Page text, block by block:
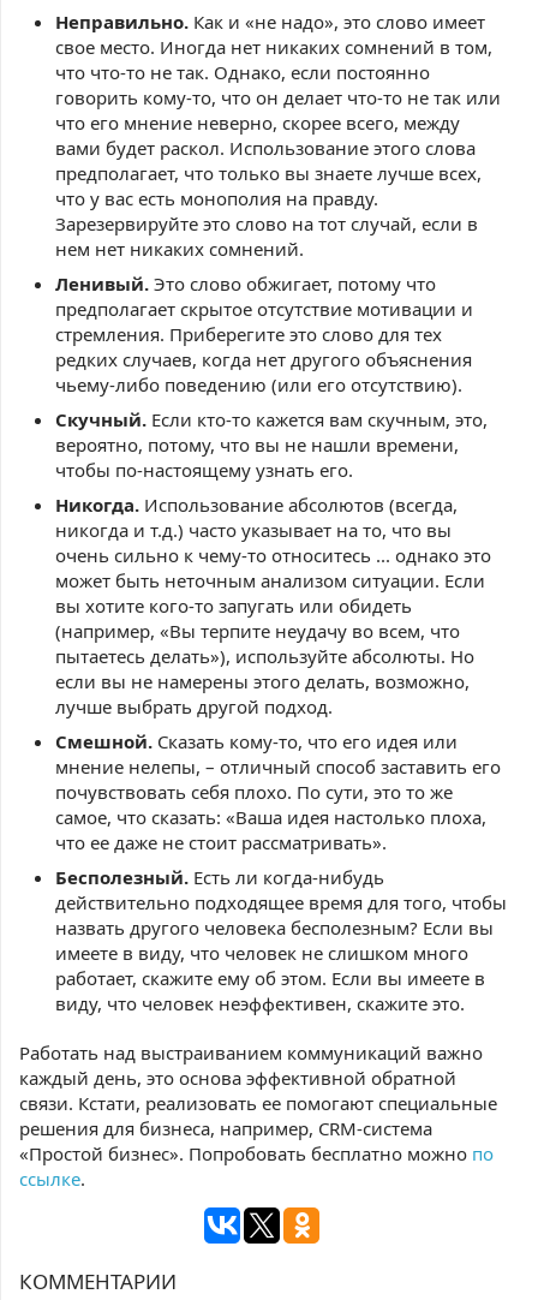
Неправильно. Как и «не надо», это слово имеет
свое место. Иногда нет никаких сомнений в том,
что что-то не так. Однако, если постоянно
говорить кому-то, что он делает что-то не так или
что его мнение неверно, скорее всего, между
вами будет раскол. Использование этого слова
предполагает, что только вы знаете лучше всех,
что у вас есть монополия на правду.
Зарезервируйте это слово на тот случай, если в
нем нет никаких сомнений.
Ленивый. Это слово обжигает, потому что
предполагает скрытое отсутствие мотивации и
стремления. Приберегите это слово для тех
редких случаев, когда нет другого объяснения
чьему-либо поведению (или его отсутствию).
Скучный. Если кто-то кажется вам скучным, это,
вероятно, потому, что вы не нашли времени,
чтобы по-настоящему узнать его.
Никогда. Использование абсолютов (всегда,
никогда и т.д.) часто указывает на то, что вы
очень сильно к чему-то относитесь ... однако это
может быть неточным анализом ситуации. Если
вы хотите кого-то запугать или обидеть
(например, «Вы терпите неудачу во всем, что
пытаетесь делать»), используйте абсолюты. Но
если вы не намерены этого делать, возможно,
лучше выбрать другой подход.
Смешной. Сказать кому-то, что его идея или
мнение нелепы, – отличный способ заставить его
почувствовать себя плохо. По сути, это то же
самое, что сказать: «Ваша идея настолько плоха,
что ее даже не стоит рассматривать».
Бесполезный. Есть ли когда-нибудь
действительно подходящее время для того, чтобы
назвать другого человека бесполезным? Если вы
имеете в виду, что человек не слишком много
работает, скажите ему об этом. Если вы имеете в
виду, что человек неэффективен, скажите это.
Работать над выстраиванием коммуникаций важно
каждый день, это основа эффективной обратной
связи. Кстати, реализовать ее помогают специальные
решения для бизнеса, например, CRM-система
«Простой бизнес». Попробовать бесплатно можно по
ссылке.
КОММЕНТАРИИ